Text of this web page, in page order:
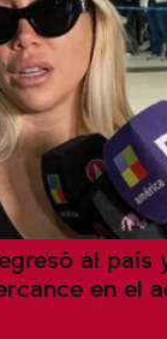
al país
en el